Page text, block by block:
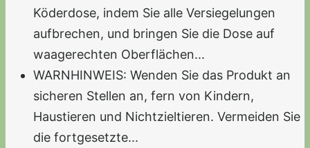
Köderdose, indem Sie alle Versiegelungen
aufbrechen, und bringen Sie die Dose auf
waagerechten Oberflächen...
WARNHINWEIS: Wenden Sie das Produkt an
sicheren Stellen an, fern von Kindern,
Haustieren und Nichtzieltieren. Vermeiden Sie
die fortgesetzte...